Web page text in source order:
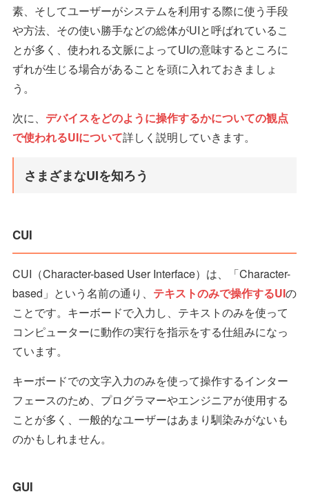
素、そしてユーザーがシステムを利用する際に使う手段
や方法、その使い勝手などの総体がUIと呼ばれているこ
とが多く、使われる文脈によってUIの意味するところに
ずれが生じる場合があることを頭に入れておきましょ
う。
次に、 デバイスをどのように操作するかについての観点
で使われるUIについて詳しく説明していきます。
さまざまなUIを知ろう
CUI
CUI（Character-based User Interface）は、「Character-
based」という名前の通り、 テキストのみで操作するUIの
ことです。キーボードで入力し、テキストのみを使って
コンピューターに動作の実行を指示をする仕組みになっ
ています。
キーボードでの文字入力のみを使って操作するインター
フェースのため、プログラマーやエンジニアが使用する
ことが多く、一般的なユーザーはあまり馴染みがないも
のかもしれません。
GUI